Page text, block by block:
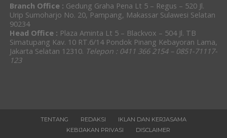
Branch Office : Gedung Graha Pena Lt 5 – Regus – 520 Jl.
Urip Sumoharjo No. 20, Pampang, Makassar Sulawesi Selatan
90234
Head Office : Plaza Aminta Lt 5 – Blackvox – 504 Jl. TB
Simatupang Kav. 10 RT.6/14 Pondok Pinang Kebayoran Lama,
Jakarta Selatan 12310. Telepon : 0411 366 2154 – 0851-71117-
123
TENTANG REDAKSI
IKLAN DAN KERJASAMA
KEBIJAKAN PRIVASI
DISCLAIMER